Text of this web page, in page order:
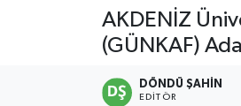
AKDENİZ
(GÜNKAF)
DÖNDÜ ŞAHİN
EDITÖR